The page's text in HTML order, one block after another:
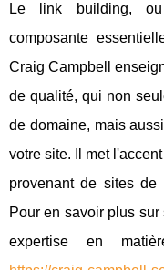
Le link building,
composante
Craig Campbell
de qualité, qui non
de domaine, mais
votre site. Il met
provenant de sites de
Pour en savoir plus
expertise en